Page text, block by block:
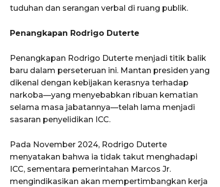
tuduhan dan serangan verbal di ruang publik.
Penangkapan Rodrigo Duterte
Penangkapan Rodrigo Duterte menjadi titik balik
baru dalam perseteruan ini. Mantan presiden yang
dikenal dengan kebijakan kerasnya terhadap
narkoba—yang menyebabkan ribuan kematian
selama masa jabatannya—telah lama menjadi
sasaran penyelidikan ICC.
Pada November 2024, Rodrigo Duterte
menyatakan bahwa ia tidak takut menghadapi
ICC, sementara pemerintahan Marcos Jr.
mengindikasikan akan mempertimbangkan kerja